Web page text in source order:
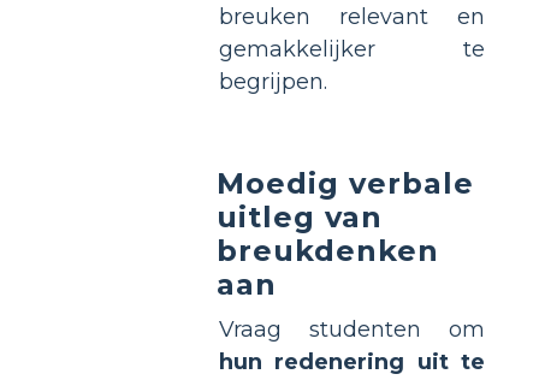
breuken relevant en
gemakkelijker te
begrijpen.
Moedig verbale
uitleg van
breukdenken
aan
Vraag studenten om
hun redenering uit te